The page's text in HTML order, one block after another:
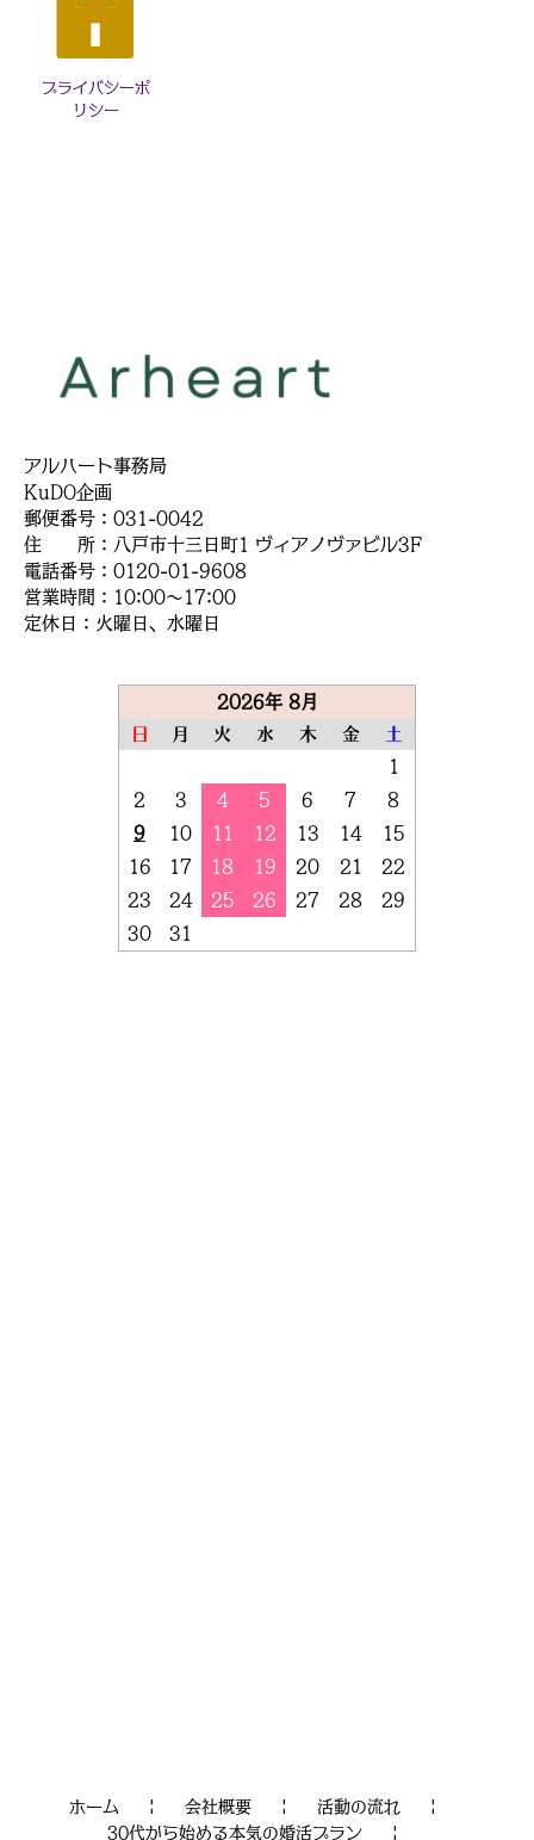
プライバシーポ
リシー
アルハート事務局
KuDO企画
郵便番号：031-0042
住 所：八戸市十三日町1 ヴィアノヴァビル3F
電話番号：0120-01-9608
営業時間：10:00～17:00
定休日：火曜日、水曜日
2026年 8月
日
月 火 水 木 金
土
1
2
3 4 5 6 7
8
9
10 11 12 13 14
15
16
17 18 19 20 21
22
23
24 25 26 27 28
29
30
31
ホーム 会社概要
活動の流れ
30代から始める本気の婚活プラン